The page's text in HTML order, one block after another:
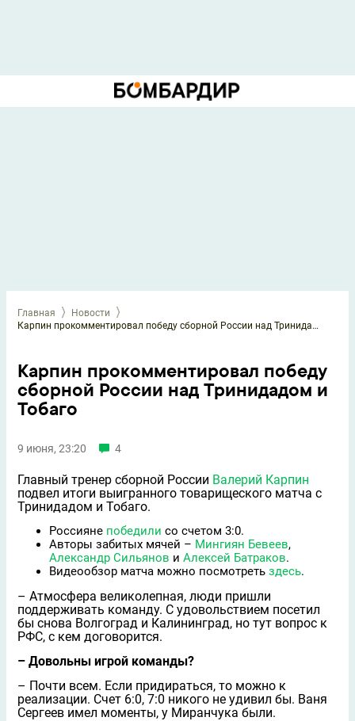
Главная
Новости
Карпин прокомментировал победу сборной России над Тринидадом и Тобаго
Карпин прокомментировал победу
сборной России над Тринидадом и
Тобаго
9 июня, 23:20 4
Главный тренер сборной России Валерий Карпин
подвел итоги выигранного товарищеского матча с
Тринидадом и Тобаго.
Россияне победили со счетом 3:0.
Авторы забитых мячей – Мингиян Бевеев,
Александр Сильянов и Алексей Батраков.
Видеообзор матча можно посмотреть здесь.
– Атмосфера великолепная, люди пришли
поддерживать команду. С удовольствием посетил
бы снова Волгоград и Калининград, но тут вопрос к
РФС, с кем договорится.
– Довольны игрой команды?
– Почти всем. Если придираться, то можно к
реализации. Счет 6:0, 7:0 никого не удивил бы. Ваня
Сергеев имел моменты, у Миранчука были.